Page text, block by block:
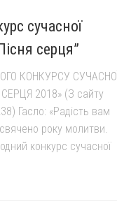
сучасної
серця”
КОНКУРСУ СУЧАСНОЇ
СЕРЦЯ 2018» (З сайту
Гасло: «Радість вам
року молитви.
конкурс сучасної